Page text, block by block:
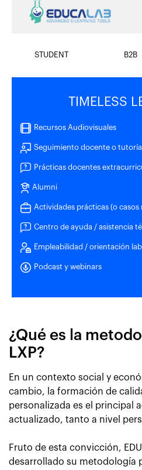
STUDENT B2B
TIMELESS
Recursos Audiovisuales
Seguimiento docente o
Prácticas docentes
Alumni
Actividades prácticas (o casos
Centro de ayuda / asistencia
Empleabilidad / orientación
Podcast y webinars
¿Qué es la
LXP?
En un contexto social y
cambio, la formación de
personalizada es el principal
actualizado, tanto a nivel
Fruto de esta convicción,
desarrollado su metodología